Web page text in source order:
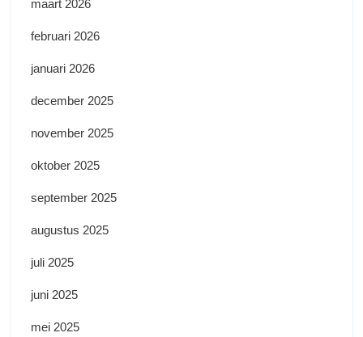
maart 2026
februari 2026
januari 2026
december 2025
november 2025
oktober 2025
september 2025
augustus 2025
juli 2025
juni 2025
mei 2025